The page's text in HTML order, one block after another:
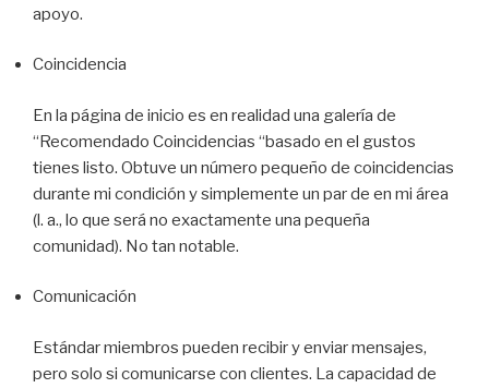
apoyo.
Coincidencia
En la página de inicio es en realidad una galería de
“Recomendado Coincidencias “basado en el gustos
tienes listo. Obtuve un número pequeño de coincidencias
durante mi condición y simplemente un par de en mi área
(l. a., lo que será no exactamente una pequeña
comunidad). No tan notable.
Comunicación
Estándar miembros pueden recibir y enviar mensajes,
pero solo si comunicarse con clientes. La capacidad de